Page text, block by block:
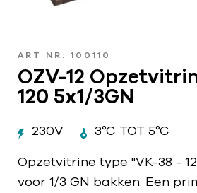
ART NR: 100110
OZV-12
120 5x1/3GN
230V 3°C TOT 5°C
Opzetvitrine type "VK-38 -
voor 1/3 GN bakken. Een